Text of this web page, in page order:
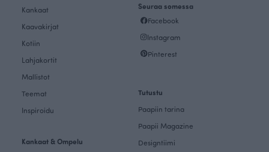
Kankaat
Kaavakirjat
Kotiin
Lahjakortit
Mallistot
Teemat
Inspiroidu
Kankaat & Ompelu
Seuraa somessa
Facebook
Instagram
Pinterest
Tutustu
Paapiin tarina
Paapii Magazine
Designtiimi